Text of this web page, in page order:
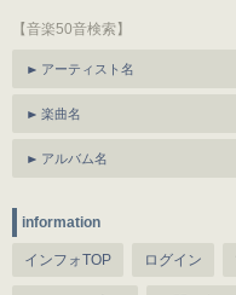
【音楽50音検索】
アーティスト名
楽曲名
アルバム名
information
インフォTOP ログイン